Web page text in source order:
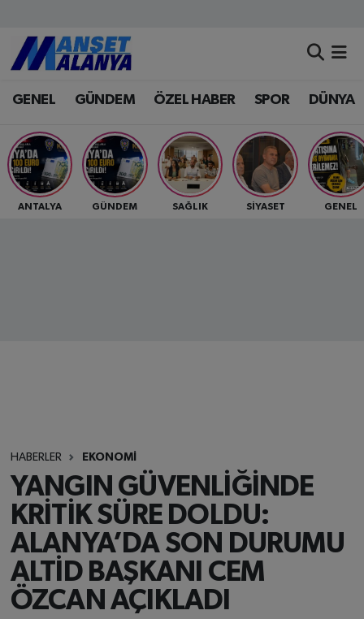
GENEL GÜNDEM ÖZEL HABER SPOR DÜNYA
ANTALYA GÜNDEM SAĞLIK SİYASET GENEL
HABERLER EKONOMİ
YANGIN GÜVENLİĞİNDE
KRİTİK SÜRE DOLDU:
ALANYA’DA SON DURUMU
ALTİD BAŞKANI CEM
ÖZCAN AÇIKLADI
Antalya Nöbetçi Eczaneler
Antalya Hava Durumu
Antalya Namaz Vakitleri
Antalya Trafik Yoğunluk Haritası